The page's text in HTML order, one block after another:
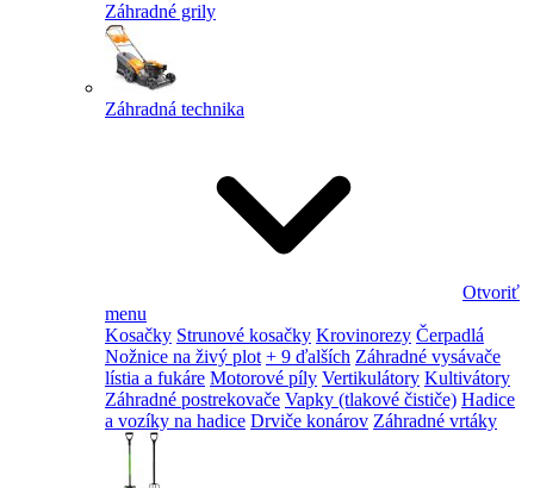
Záhradné grily
Záhradná technika
Otvoriť
menu
Kosačky Strunové kosačky Krovinorezy Čerpadlá
Nožnice na živý plot + 9 ďalších Záhradné vysávače
lístia a fukáre Motorové píly Vertikulátory Kultivátory
Záhradné postrekovače Vapky (tlakové čističe) Hadice
a vozíky na hadice Drviče konárov Záhradné vrtáky